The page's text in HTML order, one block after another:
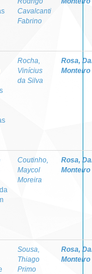
Cavalcanti
Fabrino
Rocha,
Vinícius
da Silva
Rosa,
Monteiro
Coutinho,
Maycol
Moreira
Rosa,
Monteiro
Sousa,
Thiago
Primo
Rosa,
Monteiro